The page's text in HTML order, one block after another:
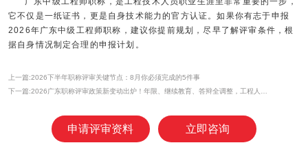
它不仅是一纸证书，更是自身技术能力的官方认证。如果你有志于申报
2026年广东中级工程师职称，建议你提前规划，尽早了解评审条件，根
据自身情况制定合理的申报计划。
上一篇:2026下半年职称评审关键节点：8月你必须完成的5件事
申请评审资料 立即咨询